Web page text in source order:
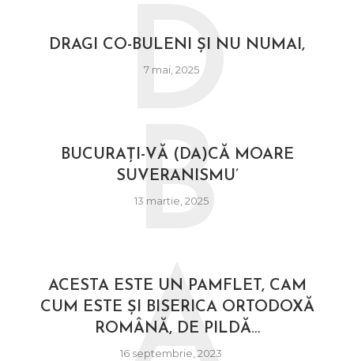
DRAGI CO-BULENI ȘI NU NUMAI,
7 mai, 2025
D
BUCURAȚI-VĂ (DA)CĂ MOARE
SUVERANISMU’
13 martie, 2025
B
ACESTA ESTE UN PAMFLET, CAM
CUM ESTE ȘI BISERICA ORTODOXĂ
ROMÂNĂ, DE PILDĂ…
16 septembrie, 2023